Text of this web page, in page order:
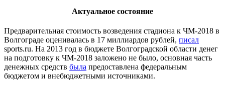
Актуальное состояние
Предварительная стоимость возведения стадиона к ЧМ-2018 в
Волгограде оценивалась в 17 миллиардов рублей, писал
sports.ru. На 2013 год в бюджете Волгоградской области денег
на подготовку к ЧМ-2018 заложено не было, основная часть
денежных средств была предоставлена федеральным
бюджетом и внебюджетными источниками.